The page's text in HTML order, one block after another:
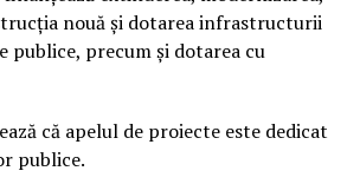
nouă şi dotarea infrastructurii
precum şi dotarea cu
că apelul de proiecte este dedicat
publice.